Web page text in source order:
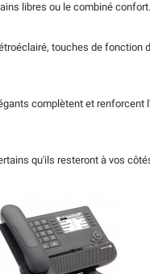
libres ou le combiné confort.
touches de fonction
complètent et
qu'ils resteront à vos